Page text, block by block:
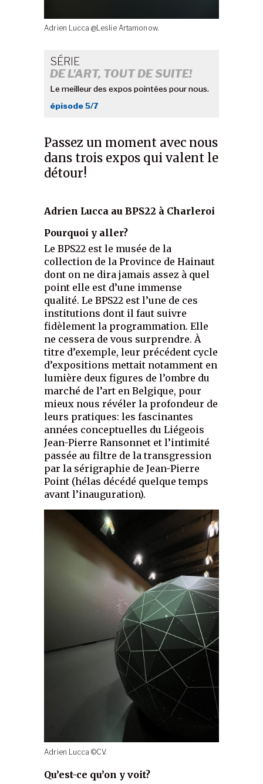
SÉRIE
DE L'ART, TOUT DE SUITE!
Le meilleur des expos pointées pour nous.
épisode 5/7
Adrien Lucca @Leslie Artamonow.
Passez un moment avec nous
dans trois expos qui valent le
détour!
Adrien Lucca au BPS22 à Charleroi
Pourquoi y aller?
Le BPS22 est le musée de la
collection de la Province de Hainaut
dont on ne dira jamais assez à quel
point elle est d’une immense
qualité. Le BPS22 est l’une de ces
institutions dont il faut suivre
fidèlement la programmation. Elle
ne cessera de vous surprendre. À
titre d’exemple, leur précédent cycle
d’expositions mettait notamment en
lumière deux figures de l’ombre du
marché de l’art en Belgique, pour
mieux nous révéler la profondeur de
leurs pratiques: les fascinantes
années conceptuelles du Liégeois
Jean-Pierre Ransonnet et l’intimité
passée au filtre de la transgression
par la sérigraphie de Jean-Pierre
Point (hélas décédé quelque temps
avant l’inauguration).
Adrien Lucca ©CV.
Qu’est-ce qu’on y voit?